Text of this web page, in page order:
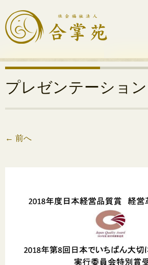
コ
ン
テ
ン
キ
プレゼンテーショ
← 前へ